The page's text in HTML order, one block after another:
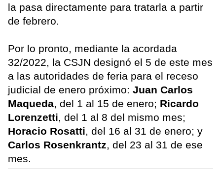
la pasa directamente para tratarla a partir
de febrero.
Por lo pronto, mediante la acordada
32/2022, la CSJN designó el 5 de este mes
a las autoridades de feria para el receso
judicial de enero próximo: Juan Carlos
Maqueda, del 1 al 15 de enero; Ricardo
Lorenzetti, del 1 al 8 del mismo mes;
Horacio Rosatti, del 16 al 31 de enero; y
Carlos Rosenkrantz, del 23 al 31 de ese
mes.